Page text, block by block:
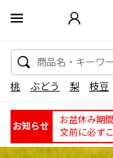
桃 ぶどう 梨 枝豆
お知らせ
お盆休み期
文前に必ず